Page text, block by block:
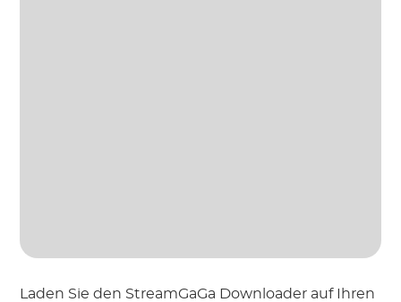
Laden Sie den StreamGaGa Downloader auf Ihren